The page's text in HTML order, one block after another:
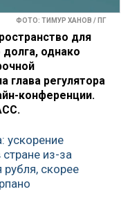
ФОТО: ТИМУР ХАНОВ / ПГ
для
однако
глава регулятора
конференции.
ускорение
стране из-за
рубля, скорее